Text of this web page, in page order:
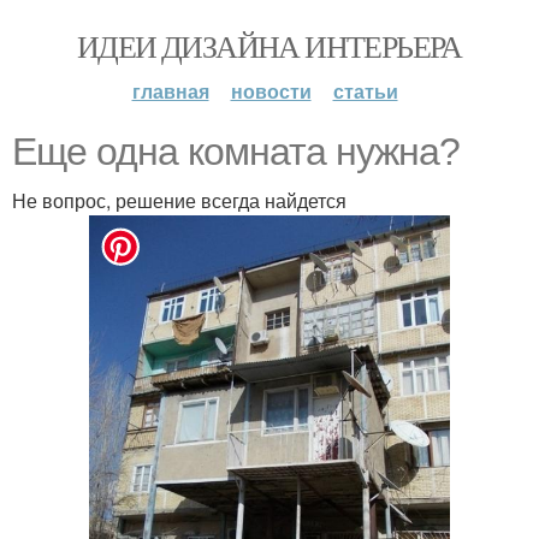
ИДЕИ ДИЗАЙНА ИНТЕРЬЕРА
главная новости статьи
Еще одна комната нужна?
Не вопрос, решение всегда найдется